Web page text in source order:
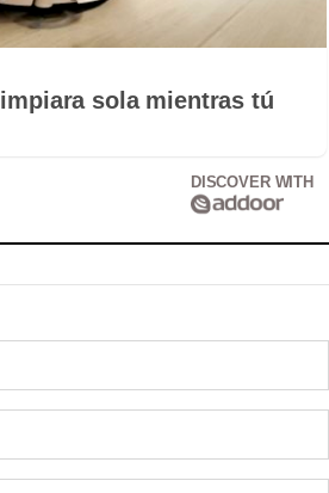
sola mientras tú
DISCOVER WITH